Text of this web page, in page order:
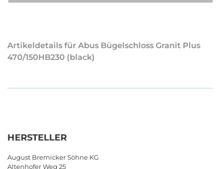
Artikeldetails für Abus Bügelschloss Granit Plus
470/150HB230 (black)
HERSTELLER
August Bremicker Söhne KG
Altenhofer Weg 25